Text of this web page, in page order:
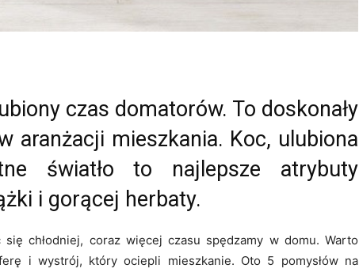
czas domatorów. To doskonały
aranżacji mieszkania. Koc, ulubiona
światło to najlepsze atrybuty
i gorącej herbaty.
chłodniej, coraz więcej czasu spędzamy w domu. Warto
i wystrój, który ociepli mieszkanie. Oto 5 pomysłów na